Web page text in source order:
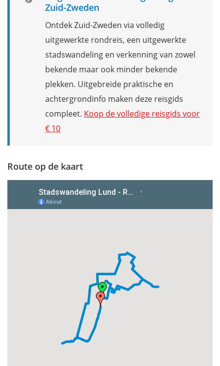
Zuid-Zweden
Ontdek Zuid-Zweden via volledig
uitgewerkte rondreis, een uitgewerkte
stadswandeling en verkenning van zowel
bekende maar ook minder bekende
plekken. Uitgebreide praktische en
achtergrondinfo maken deze reisgids
compleet. Koop de volledige reisgids voor
€ 10
Route op de kaart